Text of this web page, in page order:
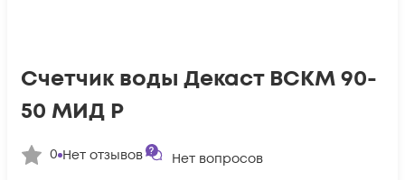
Счетчик воды Декаст ВСКМ 90-
50 МИД Р
0 Нет отзывов Нет вопросов